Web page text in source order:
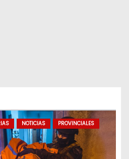
NOTICIAS PROVINCIALES